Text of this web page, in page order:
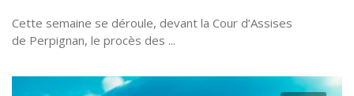
Cette semaine se déroule, devant la Cour d’Assises
de Perpignan, le procès des ...